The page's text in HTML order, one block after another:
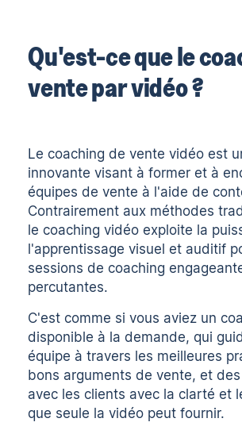
Qu'est-ce que le
vente par vidéo ?
Le coaching de vente vidéo est
innovante visant à former et à
équipes de vente à l'aide de
Contrairement aux méthodes
le coaching vidéo exploite la
l'apprentissage visuel et auditif
sessions de coaching
percutantes.
C'est comme si vous aviez un
disponible à la demande, qui
équipe à travers les meilleures
bons arguments de vente, et
avec les clients avec la clarté et
que seule la vidéo peut fournir.